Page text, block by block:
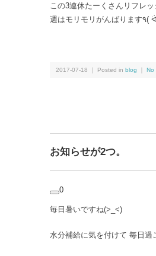
この3連休たーくさんリフレ
2017-07-18 ｜ Posted in blog No
お知らせが2つ。
0
毎日暑いですね(>_<)
水分補給に気を付けて 毎日過